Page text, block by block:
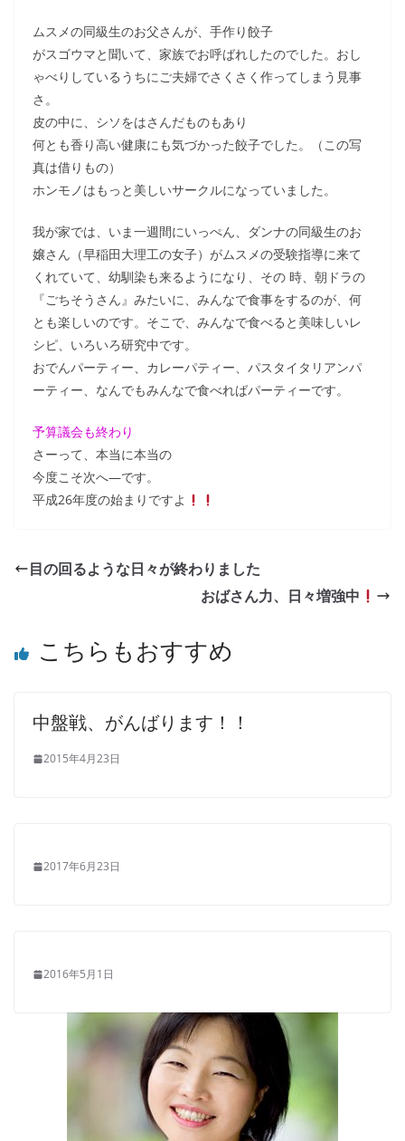
ムスメの同級生のお父さんが、手作り餃子
がスゴウマと聞いて、家族でお呼ばれしたのでした。おし
ゃべりしているうちにご夫婦でさくさく作ってしまう見事
さ。
皮の中に、シソをはさんだものもあり
何とも香り高い健康にも気づかった餃子でした。（この写
真は借りもの）
ホンモノはもっと美しいサークルになっていました。
我が家では、いま一週間にいっぺん、ダンナの同級生のお
嬢さん（早稲田大理工の女子）がムスメの受験指導に来て
くれていて、幼馴染も来るようになり、その 時、朝ドラの
『ごちそうさん』みたいに、みんなで食事をするのが、何
とも楽しいのです。そこで、みんなで食べると美味しいレ
シピ、いろいろ研究中です。
おでんパーティー、カレーパティー、パスタイタリアンパ
ーティー、なんでもみんなで食べればパーティーです。
予算議会も終わり
さーって、本当に本当の
今度こそ次へ—です。
平成26年度の始まりですよ
目の回るような日々が終わりました
おばさん力、日々増強中
こちらもおすすめ
中盤戦、がんばります！！
2015年4月23日
2017年6月23日
2016年5月1日